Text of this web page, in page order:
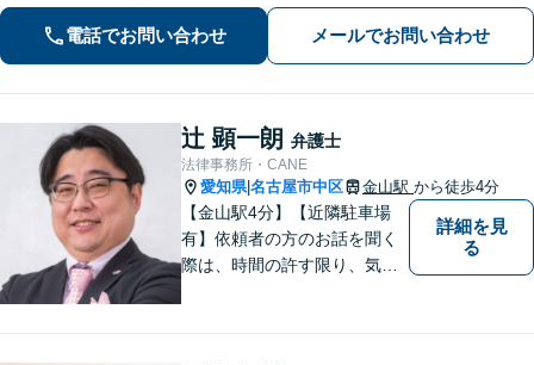
業展開できるよう、法律家の視点でサ
ポートします！【御器所駅／桜山駅徒
電話でお問い合わせ メールでお問い合わせ
辻 顕一朗 弁護士
法律事務所・CANE
愛知県|名古屋市中区 金山駅 から徒歩4分
【金山駅4分】【近隣駐車場
有】依頼者の方のお話を聞く
際は、時間の許す限り、気の
詳細を見
る